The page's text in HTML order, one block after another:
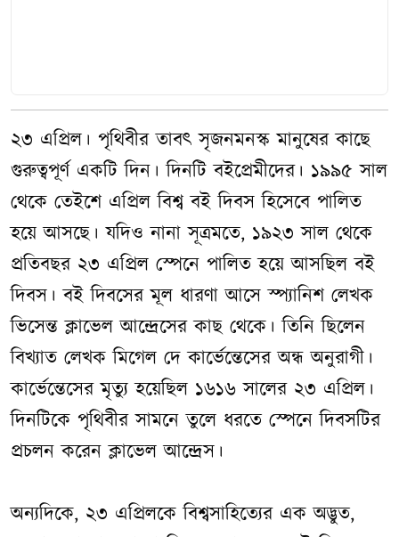
২৩ এপ্রিল। পৃথিবীর তাবৎ সৃজনমনস্ক মানুষের কাছে
গুরুত্বপূর্ণ একটি দিন। দিনটি বইপ্রেমীদের। ১৯৯৫ সাল
থেকে তেইশে এপ্রিল বিশ্ব বই দিবস হিসেবে পালিত
হয়ে আসছে। যদিও নানা সূত্রমতে, ১৯২৩ সাল থেকে
প্রতিবছর ২৩ এপ্রিল স্পেনে পালিত হয়ে আসছিল বই
দিবস। বই দিবসের মূল ধারণা আসে স্প্যানিশ লেখক
ভিসেন্ত ক্লাভেল আন্দ্রেসের কাছ থেকে। তিনি ছিলেন
বিখ্যাত লেখক মিগেল দে কার্ভেন্তেসের অন্ধ অনুরাগী।
কার্ভেন্তেসের মৃত্যু হয়েছিল ১৬১৬ সালের ২৩ এপ্রিল।
দিনটিকে পৃথিবীর সামনে তুলে ধরতে স্পেনে দিবসটির
প্রচলন করেন ক্লাভেল আন্দ্রেস।
অন্যদিকে, ২৩ এপ্রিলকে বিশ্বসাহিত্যের এক অদ্ভুত,